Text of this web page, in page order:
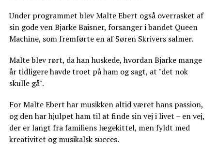
Under programmet blev Malte Ebert også overrasket af
sin gode ven Bjarke Baisner, forsanger i bandet Queen
Machine, som fremførte en af Søren Skrivers salmer.
Malte blev rørt, da han huskede, hvordan Bjarke mange
år tidligere havde troet på ham og sagt, at "det nok
skulle gå".
For Malte Ebert har musikken altid været hans passion,
og den har hjulpet ham til at finde sin vej i livet – en vej,
der er langt fra familiens lægekittel, men fyldt med
kreativitet og musikalsk succes.